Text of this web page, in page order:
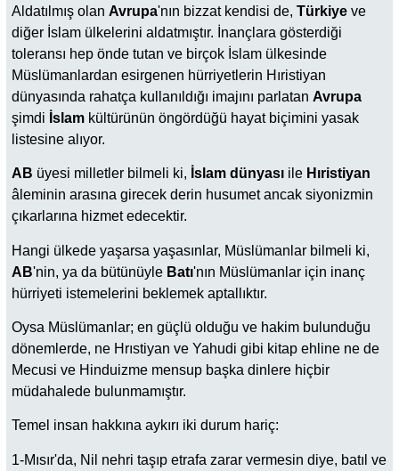
Aldatılmış olan Avrupa'nın bizzat kendisi de, Türkiye ve
diğer İslam ülkelerini aldatmıştır. İnançlara gösterdiği
toleransı hep önde tutan ve birçok İslam ülkesinde
Müslümanlardan esirgenen hürriyetlerin Hıristiyan
dünyasında rahatça kullanıldığı imajını parlatan Avrupa
şimdi İslam kültürünün öngördüğü hayat biçimini yasak
listesine alıyor.
AB üyesi milletler bilmeli ki, İslam dünyası ile Hıristiyan
âleminin arasına girecek derin husumet ancak siyonizmin
çıkarlarına hizmet edecektir.
Hangi ülkede yaşarsa yaşasınlar, Müslümanlar bilmeli ki,
AB'nin, ya da bütünüyle Batı'nın Müslümanlar için inanç
hürriyeti istemelerini beklemek aptallıktır.
Oysa Müslümanlar; en güçlü olduğu ve hakim bulunduğu
dönemlerde, ne Hrıstiyan ve Yahudi gibi kitap ehline ne de
Mecusi ve Hinduizme mensup başka dinlere hiçbir
müdahalede bulunmamıştır.
Temel insan hakkına aykırı iki durum hariç:
1-Mısır'da, Nil nehri taşıp etrafa zarar vermesin diye, batıl ve